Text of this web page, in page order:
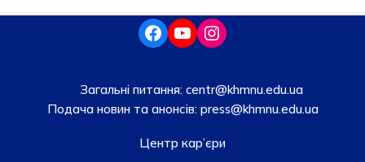
Загальні питання: centr@khmnu.edu.ua
Подача новин та анонсів:press@khmnu.edu.ua
Центр кар’єри